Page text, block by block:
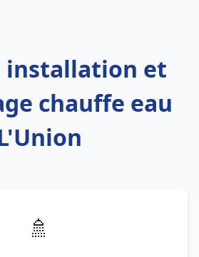
installation et
chauffe eau
🚿